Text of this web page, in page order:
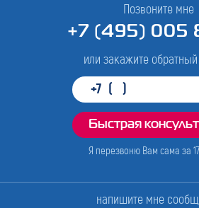
Позвоните мне
+7 (495) 005
или закажите
Я перезвоню Вам сама за 17
напишите мне